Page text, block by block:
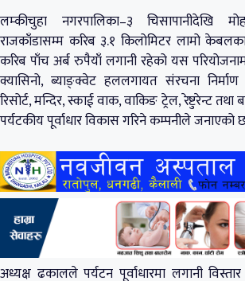
लम्कीचुहा नगरपालिका–३ चिसापानीदेखि
राजकाँडासम्म करिब ३.१ किलोमिटर लामो
करिब पाँच अर्ब रुपैयाँ लगानी रहेको यस
क्यासिनो, ब्याङ्क्वेट हललगायत संरचना
रिसोर्ट, मन्दिर, स्काई वाक, वाकिङ ट्रेल, रेष्टुरेन्ट
पर्यटकीय पूर्वाधार विकास गरिने कम्पनीले जनाएको
अध्यक्ष ढकालले पर्यटन पूर्वाधारमा लगानी